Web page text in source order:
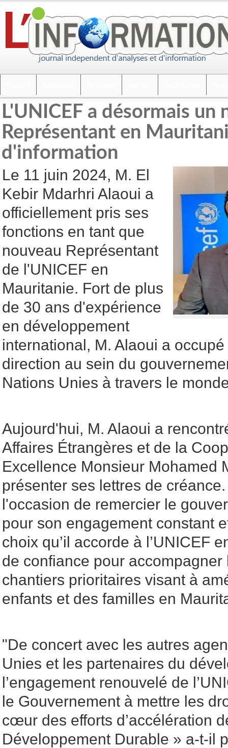
L'UNICEF a désormais un
Représentant en
d'information
Le 11 juin 2024, M. El
Kebir Mdarhri Alaoui a
officiellement pris ses
fonctions en tant que
nouveau Représentant
de l'UNICEF en
Mauritanie. Fort de plus
de 30 ans d'expérience
en développement
international, M. Alaoui a
direction au sein du
Nations Unies à travers le
Aujourd'hui, M. Alaoui a
Affaires Étrangères et de la
Excellence Monsieur Mohamed
présenter ses lettres de
l'occasion de remercier le
pour son engagement constant
choix qu’il accorde à l’UNICEF
de confiance pour
chantiers prioritaires visant à
enfants et des familles en
"De concert avec les autres
Unies et les partenaires du
l’engagement renouvelé de
le Gouvernement à mettre les
cœur des efforts d’accélération
Développement Durable » a-t-il